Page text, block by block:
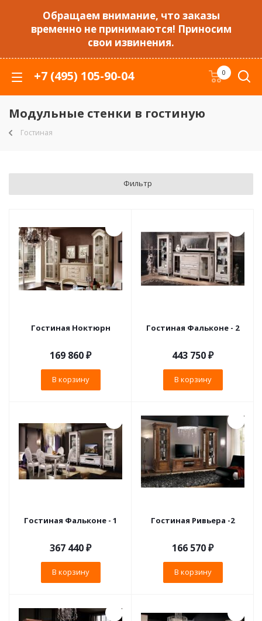
Обращаем внимание, что заказы
временно не принимаются! Приносим
свои извинения.
+7 (495) 105-90-04 0
Модульные стенки в гостиную
Гостиная
Фильтр
Гостиная Ноктюрн
169 860₽
В корзину
Гостиная Фальконе - 2
443 750₽
В корзину
Гостиная Фальконе - 1
367 440₽
В корзину
Гостиная Ривьера -2
166 570₽
В корзину